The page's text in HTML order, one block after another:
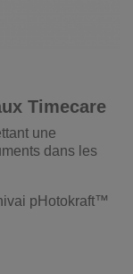
Timecare
une
dans les
pHotokraft™